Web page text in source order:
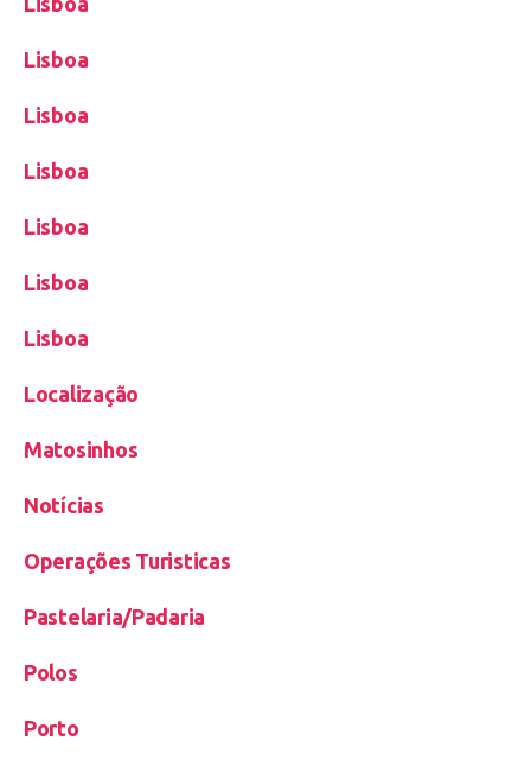
Lisboa
Lisboa
Lisboa
Lisboa
Lisboa
Lisboa
Localização
Matosinhos
Notícias
Operações Turisticas
Pastelaria/Padaria
Polos
Porto